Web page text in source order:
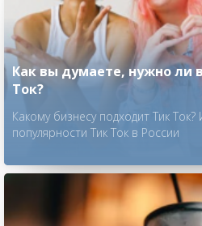
Как вы думаете, нужно ли
Ток?
Какому бизнесу подходит Тик Ток?
популярности Тик Ток в России